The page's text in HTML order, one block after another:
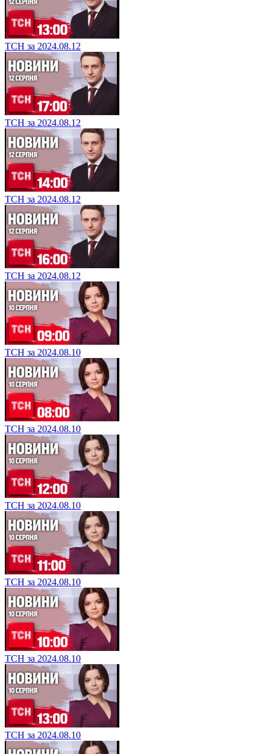
ТСН за 2024.08.12
ТСН за 2024.08.12
ТСН за 2024.08.12
ТСН за 2024.08.12
ТСН за 2024.08.10
ТСН за 2024.08.10
ТСН за 2024.08.10
ТСН за 2024.08.10
ТСН за 2024.08.10
ТСН за 2024.08.10